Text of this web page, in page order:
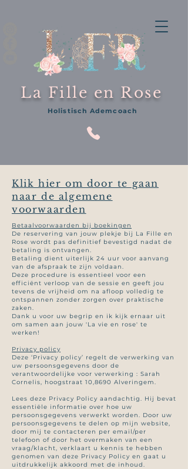
La Fille en Rose
Holistisch Ademcoach
Klik hier om door te gaan
naar de algemene
voorwaarden
Betaalvoorwaarden bij boekingen
De reservering van jouw plekje bij La Fille en
Rose wordt pas definitief bevestigd nadat de
betaling is ontvangen.
Betaling dient uiterlijk 24 uur voor aanvang
van de afspraak te zijn voldaan.
Deze procedure is essentieel voor een
efficiënt verloop van de sessie en geeft jou
tevens de vrijheid om na afloop volledig te
ontspannen zonder zorgen over praktische
zaken.
Dank u voor uw begrip en ik kijk ernaar uit
om samen aan jouw 'La vie en rose' te
werken!
Privacy policy
Deze ‘Privacy policy’ regelt de verwerking van
uw persoonsgegevens door de
verantwoordelijke voor verwerking : Sarah
Cornelis, hoogstraat 10,8690 Alveringem.
Lees deze Privacy Policy aandachtig. Hij bevat
essentiële informatie over hoe uw
persoonsgegevens verwerkt worden. Door uw
persoonsgegevens te delen op mijn website,
door mij te contacteren per email/per
telefoon of door het overmaken van een
vraag/klacht, verklaart u kennis te hebben
genomen van deze Privacy Policy en gaat u
uitdrukkelijk akkoord met de inhoud.